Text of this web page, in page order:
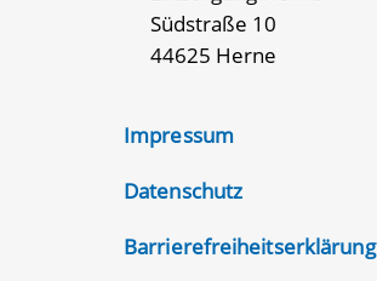
Südstraße 10
44625 Herne
Impressum
Datenschutz
Barrierefreiheitserklärung